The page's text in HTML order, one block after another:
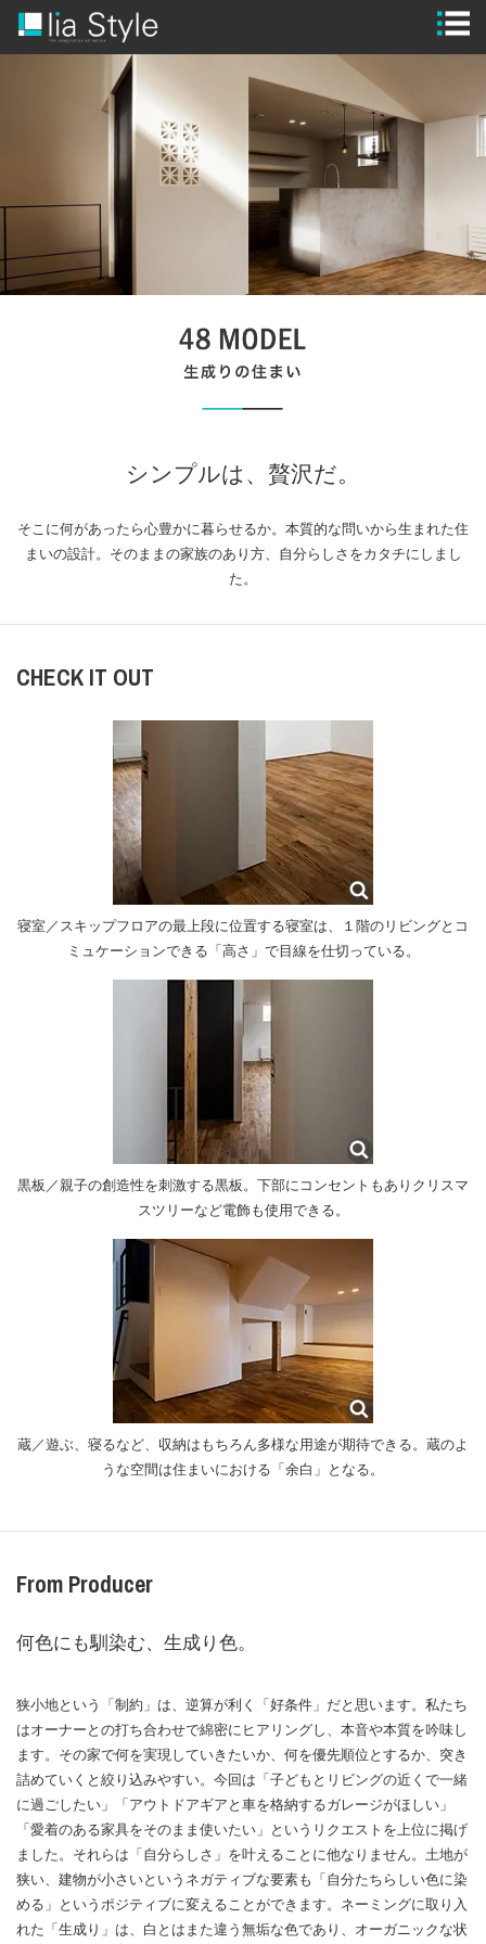
FLOW
シンプルは、贅沢だ。
そこに何があったら心豊かに暮らせるか。本質的な問いから生まれた住
まいの設計。 そのままの家族のあり方、自分らしさをカタチにしまし
た。
CHECK IT OUT
寝室／スキップフロアの最上段に位置する寝室は、１階のリビングとコ
ミュケーションできる「高さ」で目線を仕切っている。
黒板／親子の創造性を刺激する黒板。下部にコンセントもありクリスマ
スツリーなど電飾も使用できる。
蔵／遊ぶ、寝るなど、収納はもちろん多様な用途が期待できる。蔵のよ
うな空間は住まいにおける「余白」となる。
From Producer
何色にも馴染む、生成り色。
狭小地という「制約」は、逆算が利く「好条件」だと思います。私たち
はオーナーとの打ち合わせで綿密にヒアリングし、本音や本質を吟味し
ます。その家で何を実現していきたいか、何を優先順位とするか、突き
詰めていくと絞り込みやすい。今回は「子どもとリビングの近くで一緒
に過ごしたい」「アウトドアギアと車を格納するガレージがほしい」
「愛着のある家具をそのまま使いたい」というリクエストを上位に掲げ
ました。それらは「自分らしさ」を叶えることに他なりません。土地が
狭い、建物が小さいというネガティブな要素も「自分たちらしい色に染
める」というポジティブに変えることができます。ネーミングに取り入
れた「生成り」は、白とはまた違う無垢な色であり、オーガニックな状